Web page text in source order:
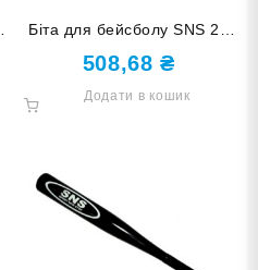
Біта для бейсболу SNS 25
срібло
508,68₴
Додати в кошик